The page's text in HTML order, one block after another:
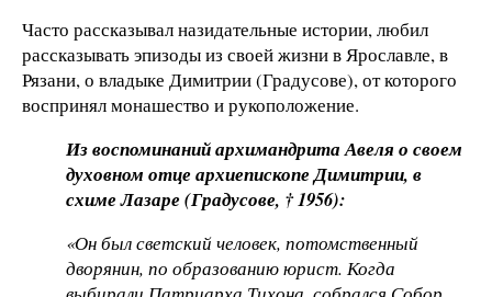
Часто рассказывал назидательные истории, любил
рассказывать эпизоды из своей жизни в Ярославле, в
Рязани, о владыке Димитрии (Градусове), от которого
воспринял монашество и рукоположение.
Из воспоминаний архимандрита Авеля о своем
духовном отце архиепископе Димитрии, в
схиме Лазаре (Градусове, † 1956):
«Он был светский человек, потомственный
дворянин, по образованию юрист. Когда